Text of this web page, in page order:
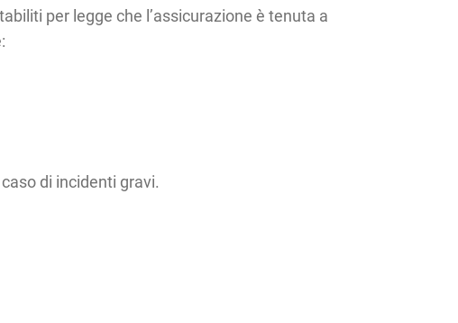
per legge che l’assicurazione è tenuta a
di incidenti gravi.